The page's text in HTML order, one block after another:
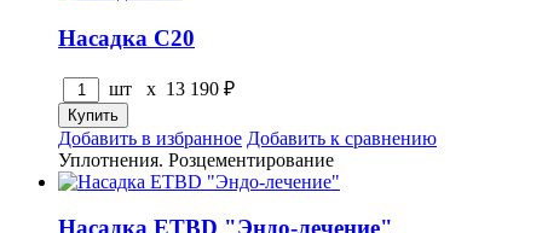
Насадка C20
шт x 13 190 ₽
Добавить в избранное Добавить к сравнению
Уплотнения. Розцементирование
Насадка ETBD "Эндо-лечение"